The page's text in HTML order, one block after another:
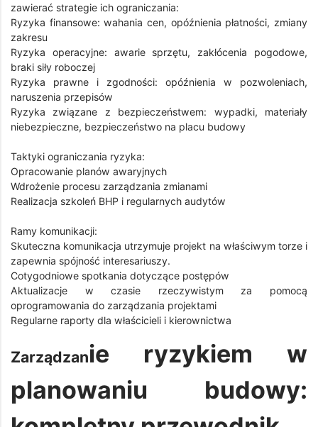
zawierać strategie ich ograniczania:
Ryzyka finansowe: wahania cen, opóźnienia płatności, zmiany
zakresu
Ryzyka operacyjne: awarie sprzętu, zakłócenia pogodowe,
braki siły roboczej
Ryzyka prawne i zgodności: opóźnienia w pozwoleniach,
naruszenia przepisów
Ryzyka związane z bezpieczeństwem: wypadki, materiały
niebezpieczne, bezpieczeństwo na placu budowy
Taktyki ograniczania ryzyka:
Opracowanie planów awaryjnych
Wdrożenie procesu zarządzania zmianami
Realizacja szkoleń BHP i regularnych audytów
Ramy komunikacji:
Skuteczna komunikacja utrzymuje projekt na właściwym torze i
zapewnia spójność interesariuszy.
Cotygodniowe spotkania dotyczące postępów
Aktualizacje w czasie rzeczywistym za pomocą
oprogramowania do zarządzania projektami
Regularne raporty dla właścicieli i kierownictwa
Zarządzanie ryzykiem w
planowaniu budowy: